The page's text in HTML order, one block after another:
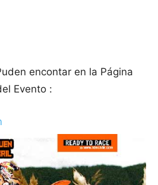
encontar en la Página
Evento :